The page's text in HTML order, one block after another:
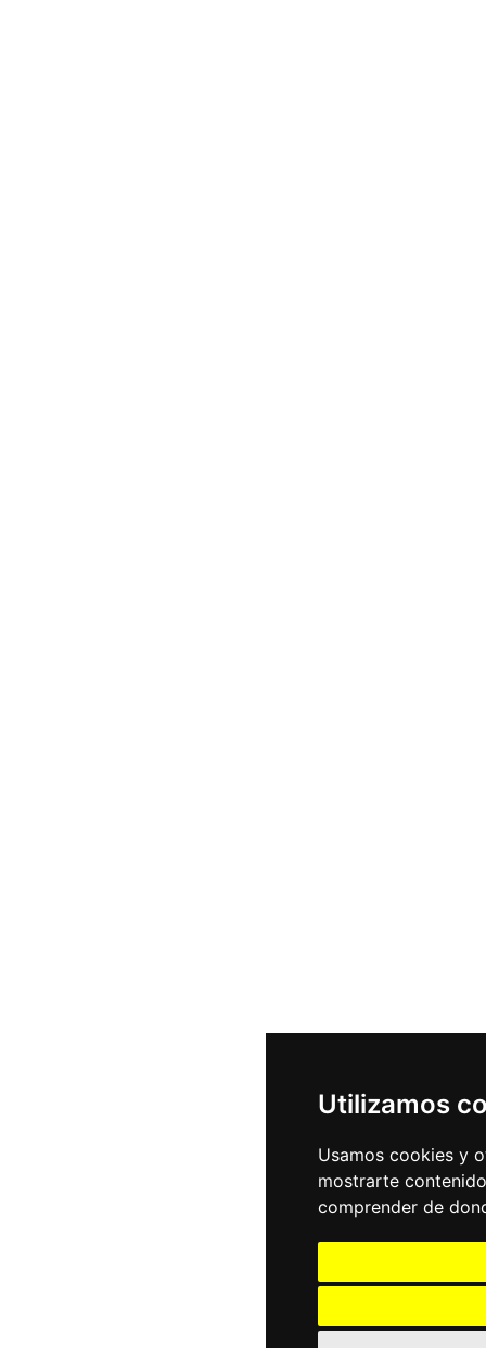
Utilizamos
Usamos cookies y
mostrarte
comprender de